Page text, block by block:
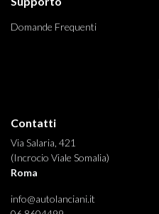
Domande Frequenti
Contatti
Via Salaria, 421
(Incrocio Viale Somalia)
Roma
info@autolanciani.it